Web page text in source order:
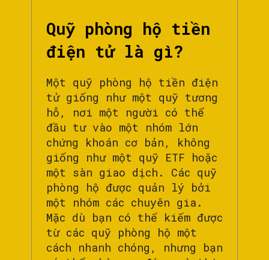
Quỹ phòng hộ tiền
điện tử là gì?
Một quỹ phòng hộ tiền điện
tử giống như một quỹ tương
hỗ, nơi một người có thể
đầu tư vào một nhóm lớn
chứng khoán cơ bản, không
giống như một quỹ ETF hoặc
một sàn giao dịch. Các quỹ
phòng hộ được quản lý bởi
một nhóm các chuyên gia.
Mặc dù bạn có thể kiếm được
từ các quỹ phòng hộ một
cách nhanh chóng, nhưng bạn